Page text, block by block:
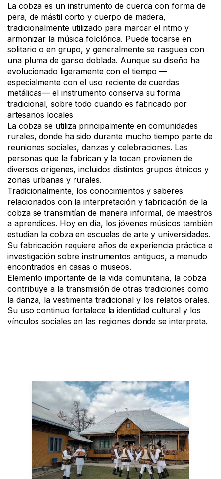
La cobza es un instrumento de cuerda con forma de
pera, de mástil corto y cuerpo de madera,
tradicionalmente utilizado para marcar el ritmo y
armonizar la música folclórica. Puede tocarse en
solitario o en grupo, y generalmente se rasguea con
una pluma de ganso doblada. Aunque su diseño ha
evolucionado ligeramente con el tiempo —
especialmente con el uso reciente de cuerdas
metálicas— el instrumento conserva su forma
tradicional, sobre todo cuando es fabricado por
artesanos locales.
La cobza se utiliza principalmente en comunidades
rurales, donde ha sido durante mucho tiempo parte de
reuniones sociales, danzas y celebraciones. Las
personas que la fabrican y la tocan provienen de
diversos orígenes, incluidos distintos grupos étnicos y
zonas urbanas y rurales.
Tradicionalmente, los conocimientos y saberes
relacionados con la interpretación y fabricación de la
cobza se transmitían de manera informal, de maestros
a aprendices. Hoy en día, los jóvenes músicos también
estudian la cobza en escuelas de arte y universidades.
Su fabricación requiere años de experiencia práctica e
investigación sobre instrumentos antiguos, a menudo
encontrados en casas o museos.
Elemento importante de la vida comunitaria, la cobza
contribuye a la transmisión de otras tradiciones como
la danza, la vestimenta tradicional y los relatos orales.
Su uso continuo fortalece la identidad cultural y los
vínculos sociales en las regiones donde se interpreta.